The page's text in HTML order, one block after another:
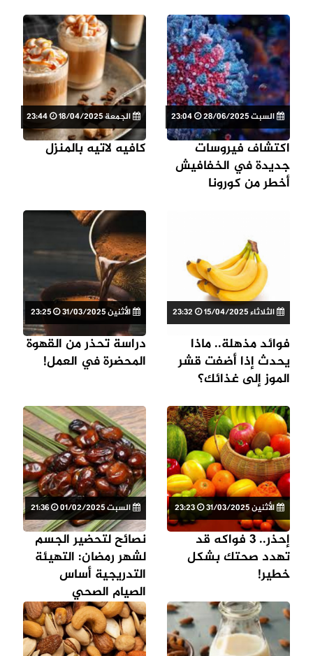
السبت 28/06/2025
اكتشاف فيروسات
جديدة في الخفافيش
أخطر من كورونا
الجمعة 18/04/2025
كافيه لاتيه بالمنزل
الثلاثاء 15/04/2025
فوائد مذهلة.. ماذا
يحدث إذا أضفت قشر
الموز إلى غذائك؟
الأثنين 31/03/2025
دراسة تحذر من القهوة
المحضرة في العمل!
الأثنين 31/03/2025
إحذر.. 3 فواكه قد
تهدد صحتك بشكل
خطير!
السبت 01/02/2025
نصائح لتحضير الجسم
لشهر رمضان: التهيئة
التدريجية أساس
الصيام الصحي